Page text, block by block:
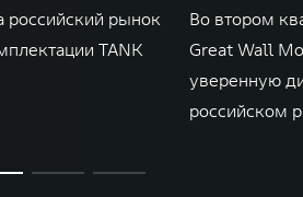
российский рынок
TANK
Во втором
Great Wall
уверенную
российском